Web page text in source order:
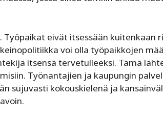
eivät itsessään kuitenkaan
voi olla työpaikkojen
itsensä tervetulleeksi. Tämä
Työnantajien ja kaupungin
sujuvasti kokouskielenä ja